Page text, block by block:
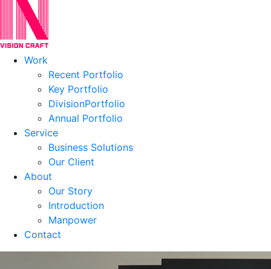
Work
Recent Portfolio
Key Portfolio
DivisionPortfolio
Annual Portfolio
Service
Business Solutions
Our Client
About
Our Story
Introduction
Manpower
Contact